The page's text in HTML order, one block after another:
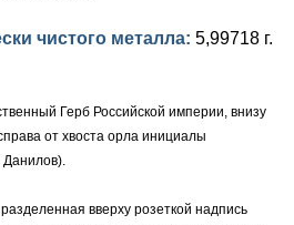
1741)
чистого металла: 5,99718 г.
Герб Российской империи, внизу
от хвоста орла инициалы
вверху розеткой надпись